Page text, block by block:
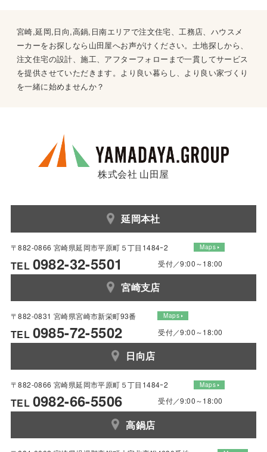
宮崎,延岡,日向,高鍋,日南エリアで注文住宅、工務店、ハウスメ
ーカーをお探しなら山田屋へお声がけください。土地探しから、
注文住宅の設計、施工、アフターフォローまで一貫してサービス
を提供させていただきます。より良い暮らし、より良い家づくり
を一緒に始めませんか？
株式会社 山田屋
延岡本社
〒882-0866 宮崎県延岡市平原町５丁目1484ｰ2 Maps
TEL 0982-32-5501 受付／9:00～18:00
宮崎支店
〒882-0831 宮崎県宮崎市新栄町93番 Maps
TEL 0985-72-5502 受付／9:00～18:00
日向店
〒882-0866 宮崎県延岡市平原町５丁目1484ｰ2 Maps
TEL 0982-66-5506 受付／9:00～18:00
高鍋店